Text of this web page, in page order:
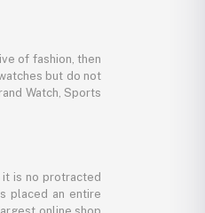
of fashion, then
but do not
Watch, Sports
it is no protracted
placed an entire